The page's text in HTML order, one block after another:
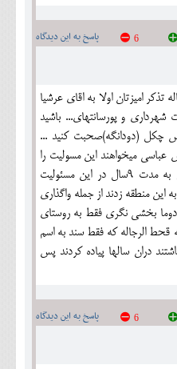
پاسخ به این دیدگاه 6
تذکر امیزتان اولا به اقای عرشیا
و پورسانتهای... باشید
چکل (دودانگه)صحبت کنید ...
میخواهند این مسولیت را
بپذیرند باید عرض کنم اولا ایشان به مدت 9سال در این مسئولیت
این منطقه زدند از جمله واگذاری
بخشی نگری فقط به روستای
قحط الرجاله که فقط سند به اسم
دران سالها پیاده کردند پس
پاسخ به این دیدگاه 6